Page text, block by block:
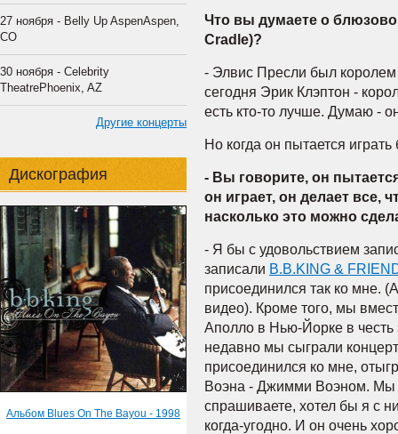
27 ноября - Belly Up AspenAspen,
CO
30 ноября - Celebrity
TheatrePhoenix, AZ
Другие концерты
Дискография
Альбом Blues On The Bayou - 1998
Что вы думаете о
Cradle)?
- Элвис Пресли был
cегодня Эрик Клэптон -
есть кто-то лучше. Думаю -
Но когда он пытается играть
- Вы говорите, он
он играет, он делает все,
насколько это можно
- Я бы с удовольствием
записали B.B.KING &
присоединился так ко мне.
видео). Кроме того, мы
Аполло в Нью-Йорке в честь
недавно мы сыграли
присоединился ко мне,
Воэна - Джимми Воэном. Мы
спрашиваете, хотел бы я с
когда-угодно. И он очень